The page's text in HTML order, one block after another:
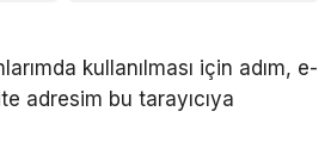
kullanılması için adım, e-
adresim bu tarayıcıya